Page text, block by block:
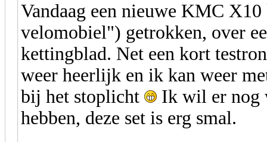
Vandaag een nieuwe KMC
velomobiel") getrokken, over
kettingblad. Net een kort
weer heerlijk en ik kan weer
bij het stoplicht
Ik wil er nog
hebben, deze set is erg smal.